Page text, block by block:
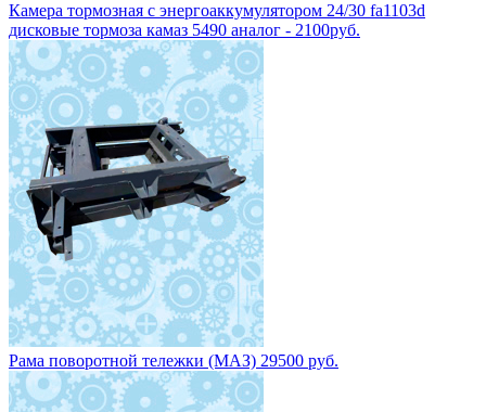
Камера тормозная с энергоаккумулятором 24/30 fa1103d
дисковые тормоза камаз 5490 аналог - 2100руб.
Рама поворотной тележки (МАЗ) 29500 руб.